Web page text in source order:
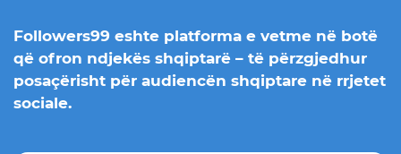
Followers99 eshte platforma e vetme në botë
që ofron ndjekës shqiptarë – të përzgjedhur
posaçërisht për audiencën shqiptare në rrjetet
sociale.